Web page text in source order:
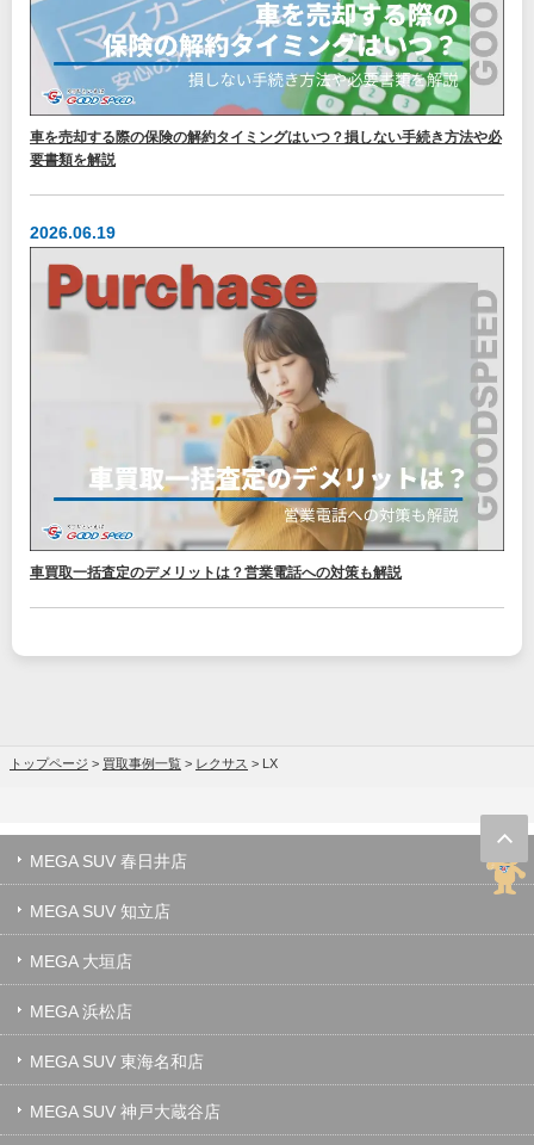
車を売却する際の保険の解約タイミングはいつ？損しない手続き方法や必
要書類を解説
2026.06.19
車買取一括査定のデメリットは？営業電話への対策も解説
トップページ > 買取事例一覧 > レクサス > LX
MEGA SUV 春日井店
MEGA SUV 知立店
MEGA 大垣店
MEGA 浜松店
MEGA SUV 東海名和店
MEGA SUV 神戸大蔵谷店